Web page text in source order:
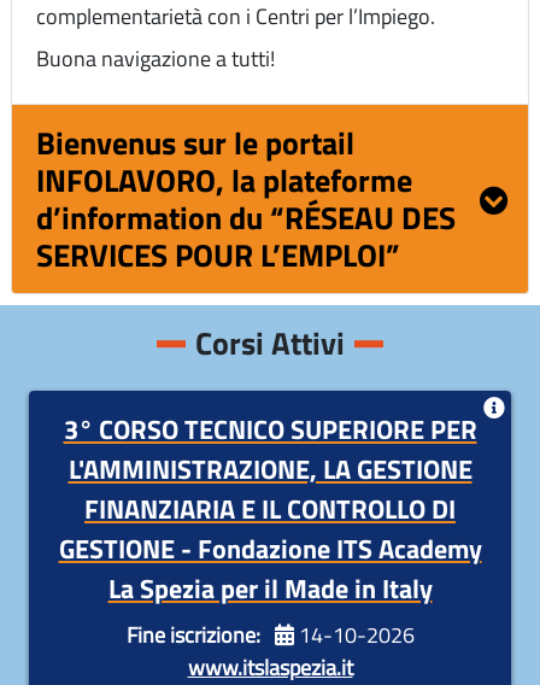
complementarietà con i Centri per l’Impiego.
Buona navigazione a tutti!
Bienvenus sur le portail
INFOLAVORO, la plateforme
d’information du “RÉSEAU DES
SERVICES POUR L’EMPLOI”
Corsi Attivi
3° CORSO TECNICO SUPERIORE PER
L'AMMINISTRAZIONE, LA GESTIONE
FINANZIARIA E IL CONTROLLO DI
GESTIONE - Fondazione ITS Academy
La Spezia per il Made in Italy
Fine iscrizione:
14-10-2026
www.itslaspezia.it
3° CORSO TECNICO SUPERIORE PER
L'AMMINISTRAZIONE, LA GESTIONE
FINANZIARIA E IL CONTROLLO DI GESTIONE
Fondazione ITS Academy La Spezia per il Made
in Italy
Durata:1200 ore di attività didattiche, teoriche e
di laboratorio e 800 ore di attività di stage in